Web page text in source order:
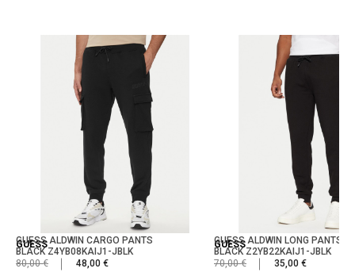
GUESS
GUESS ALDWIN CARGO PANTS
BLACK Z4YB08KAIJ1-JBLK
80,00 €
48,00 €
GUESS
GUESS ALDWIN LONG PANTS
BLACK Z2YB22KAIJ1-JBLK
70,00 €
35,00 €